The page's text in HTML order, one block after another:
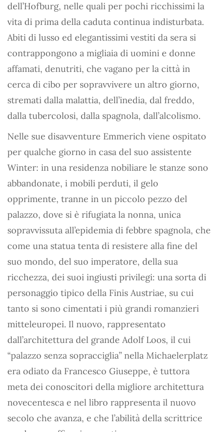
dell’Hofburg, nelle quali per pochi ricchissimi la
vita di prima della caduta continua indisturbata.
Abiti di lusso ed elegantissimi vestiti da sera si
contrappongono a migliaia di uomini e donne
affamati, denutriti, che vagano per la città in
cerca di cibo per sopravvivere un altro giorno,
stremati dalla malattia, dell’inedia, dal freddo,
dalla tubercolosi, dalla spagnola, dall’alcolismo.
Nelle sue disavventure Emmerich viene ospitato
per qualche giorno in casa del suo assistente
Winter: in una residenza nobiliare le stanze sono
abbandonate, i mobili perduti, il gelo
opprimente, tranne in un piccolo pezzo del
palazzo, dove si è rifugiata la nonna, unica
sopravvissuta all’epidemia di febbre spagnola, che
come una statua tenta di resistere alla fine del
suo mondo, del suo imperatore, della sua
ricchezza, dei suoi ingiusti privilegi: una sorta di
personaggio tipico della Finis Austriae, su cui
tanto si sono cimentati i più grandi romanzieri
mitteleuropei. Il nuovo, rappresentato
dall’architettura del grande Adolf Loos, il cui
“palazzo senza sopracciglia” nella Michaelerplatz
era odiato da Francesco Giuseppe, è tuttora
meta dei conoscitori della migliore architettura
novecentesca e nel libro rappresenta il nuovo
secolo che avanza, e che l’abilità della scrittrice